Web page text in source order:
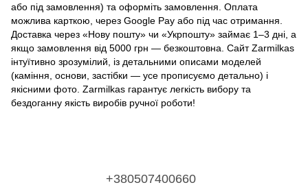
або під замовлення) та оформіть замовлення. Оплата
можлива карткою, через Google Pay або під час отримання.
Доставка через «Нову пошту» чи «Укрпошту» займає 1–3 дні, а
якщо замовлення від 5000 грн — безкоштовна. Сайт Zarmilkas
інтуїтивно зрозумілий, із детальними описами моделей
(каміння, основи, застібки — усе прописуємо детально) і
якісними фото. Zarmilkas гарантує легкість вибору та
бездоганну якість виробів ручної роботи!
+380507400660